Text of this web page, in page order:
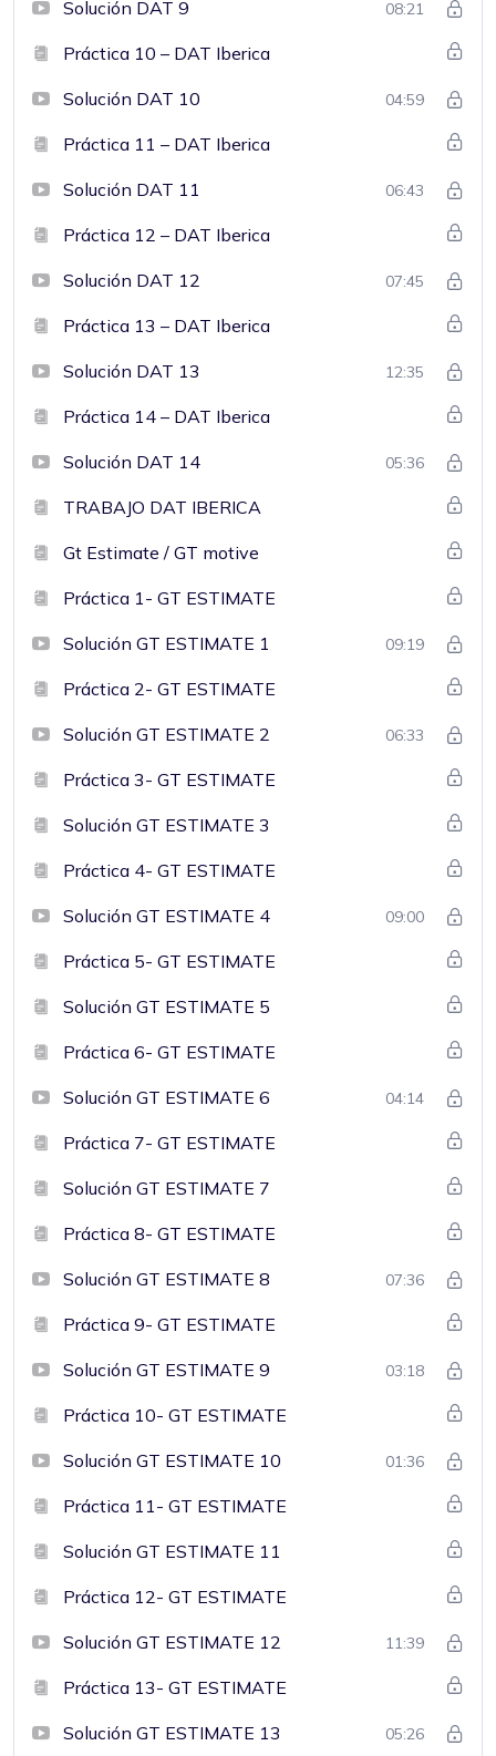
Solución DAT 9 08:21
Práctica 10 – DAT Iberica
Solución DAT 10 04:59
Práctica 11 – DAT Iberica
Solución DAT 11 06:43
Práctica 12 – DAT Iberica
Solución DAT 12 07:45
Práctica 13 – DAT Iberica
Solución DAT 13 12:35
Práctica 14 – DAT Iberica
Solución DAT 14 05:36
TRABAJO DAT IBERICA
Gt Estimate / GT motive
Práctica 1- GT ESTIMATE
Solución GT ESTIMATE 1 09:19
Práctica 2- GT ESTIMATE
Solución GT ESTIMATE 2 06:33
Práctica 3- GT ESTIMATE
Solución GT ESTIMATE 3
Práctica 4- GT ESTIMATE
Solución GT ESTIMATE 4 09:00
Práctica 5- GT ESTIMATE
Solución GT ESTIMATE 5
Práctica 6- GT ESTIMATE
Solución GT ESTIMATE 6 04:14
Práctica 7- GT ESTIMATE
Solución GT ESTIMATE 7
Práctica 8- GT ESTIMATE
Solución GT ESTIMATE 8 07:36
Práctica 9- GT ESTIMATE
Solución GT ESTIMATE 9 03:18
Práctica 10- GT ESTIMATE
Solución GT ESTIMATE 10 01:36
Práctica 11- GT ESTIMATE
Solución GT ESTIMATE 11
Práctica 12- GT ESTIMATE
Solución GT ESTIMATE 12 11:39
Práctica 13- GT ESTIMATE
Solución GT ESTIMATE 13 05:26